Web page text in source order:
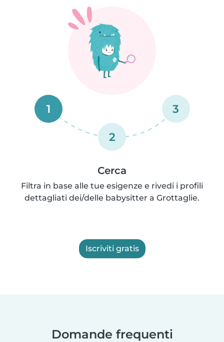
1
2
3
Cerca
Filtra in base alle tue esigenze e rivedi i profili
dettagliati dei/delle babysitter a Grottaglie.
Iscriviti gratis
Domande frequenti